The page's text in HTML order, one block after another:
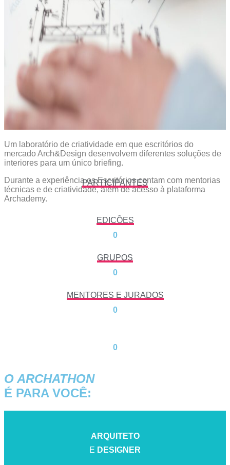
Um laboratório de criatividade em que escritórios do
mercado Arch&Design desenvolvem diferentes soluções de
interiores para um único briefing.
Durante a experiência os Escritórios contam com mentorias
técnicas e de criatividade, além de acesso à plataforma
Archademy.
0
PARTICIPANTES
0
EDIÇÕES
0
GRUPOS
0
MENTORES E JURADOS
O ARCHATHON
É PARA VOCÊ:
ARQUITETO
E DESIGNER
ARQUITETO
E DESIGNER